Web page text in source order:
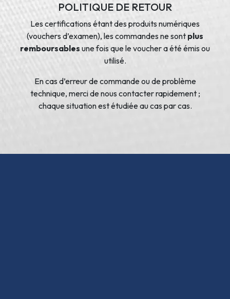
POLITIQUE DE RETOUR
Les certifications étant des produits numériques
(vouchers d’examen), les commandes ne sont plus
remboursables une fois que le voucher a été émis ou
utilisé.
En cas d’erreur de commande ou de problème
technique, merci de nous contacter rapidement ;
chaque situation est étudiée au cas par cas.